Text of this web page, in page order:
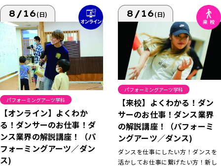
8/16(日)
パフォーミングアーツ学科
【オンライン】よくわか
る！ダンサーのお仕事！ダ
ンス業界の解説講座！（パ
フォーミングアーツ／ダン
ス)
8/16(日)
パフォーミングアーツ学科
【来校】よくわかる！ダン
サーのお仕事！ダンス業界
の解説講座！（パフォーミ
ングアーツ／ダンス)
ダンスを仕事にしたい方！ダンスを
活かしてお仕事に繋げたい方！新し